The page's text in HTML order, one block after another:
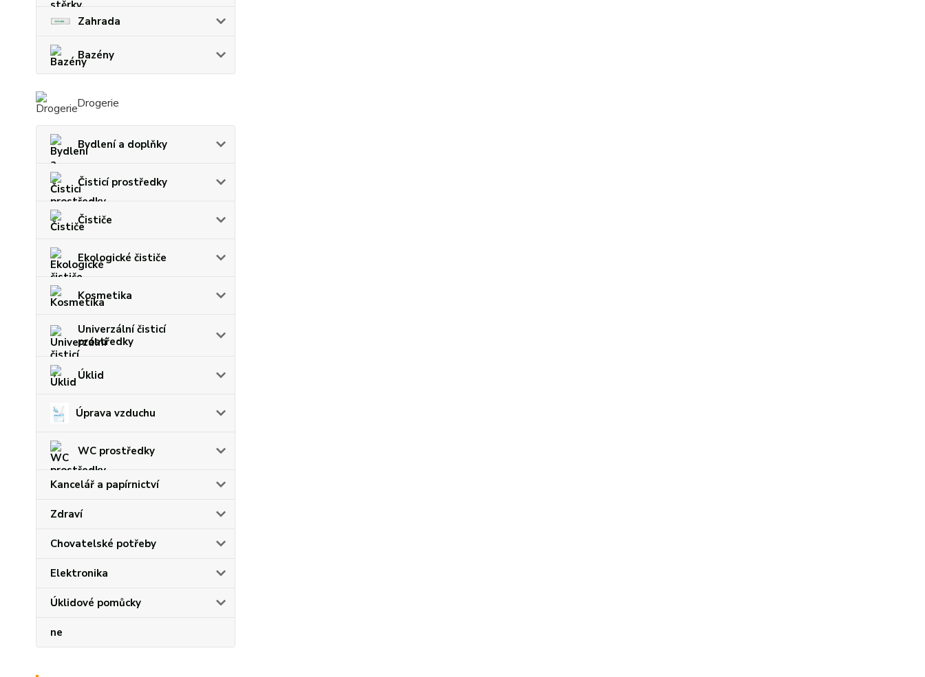
Zahrada
Bazény
Drogerie
Bydlení a doplňky
Čisticí prostředky
Čističe
Ekologické čističe
Kosmetika
Univerzální čisticí
prostředky
Úklid
Úprava vzduchu
WC prostředky
Kancelář a papírnictví
Zdraví
Chovatelské potřeby
Elektronika
Úklidové pomůcky
ne